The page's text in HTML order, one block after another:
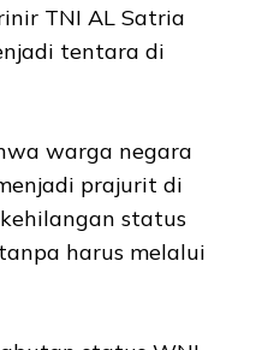
TNI AL Satria
tentara di
warga negara
prajurit di
status
harus melalui